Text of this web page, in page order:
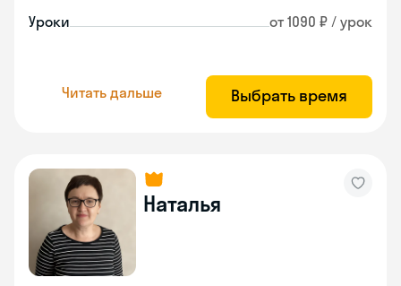
Уроки от 1090 ₽ / урок
Читать дальше Выбрать время
Наталья